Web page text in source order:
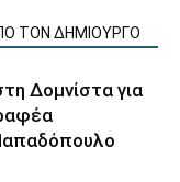
ΤΟΝ ΔΗΜΙΟΥΡΓΟ
Δομνίστα για